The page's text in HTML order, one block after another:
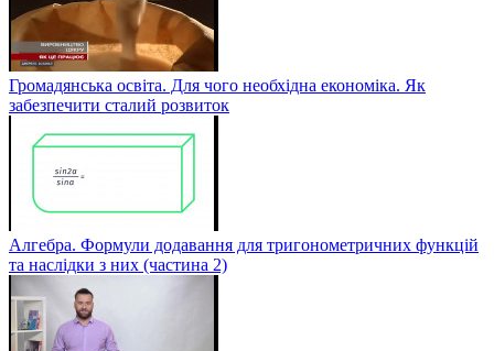
Громадянська освіта. Для чого необхідна економіка. Як
забезпечити сталий розвиток
Алгебра. Формули додавання для тригонометричних функцій
та наслідки з них (частина 2)